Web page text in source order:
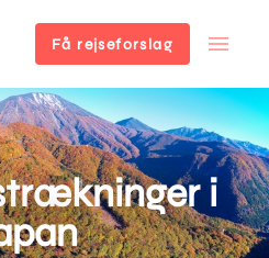
Få rejseforslag
i